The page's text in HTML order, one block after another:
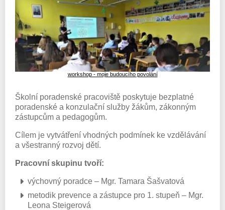
workshop - moje budoucího povolání
Školní poradenské pracoviště poskytuje bezplatné
poradenské a konzulační služby žákům, zákonným
zástupcům a pedagogům.
Cílem je vytvátření vhodných podmínek ke vzdělávání
a všestranný rozvoj dětí.
Pracovní skupinu tvoří:
výchovný poradce – Mgr. Tamara Šašvatová
metodik prevence a zástupce pro 1. stupeň – Mgr.
Leona Steigerová